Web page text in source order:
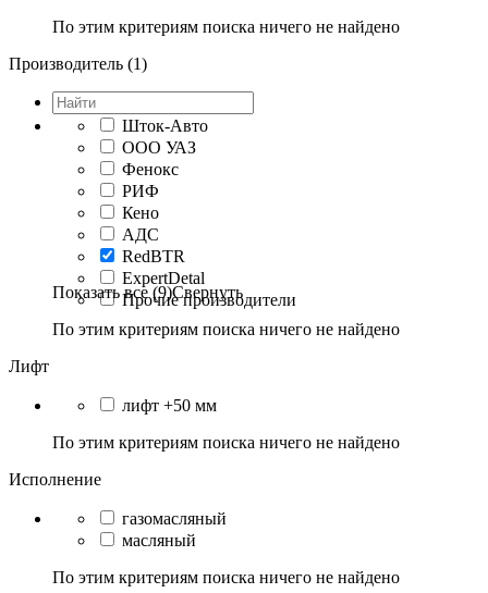
По этим критериям поиска ничего не найдено
Производитель (1)
Шток-Авто
ООО УАЗ
Фенокс
РИФ
Кено
АДС
RedBTR
ExpertDetal
Прочие производители
Показать все (9)Свернуть
По этим критериям поиска ничего не найдено
Лифт
лифт +50 мм
По этим критериям поиска ничего не найдено
Исполнение
газомасляный
масляный
По этим критериям поиска ничего не найдено